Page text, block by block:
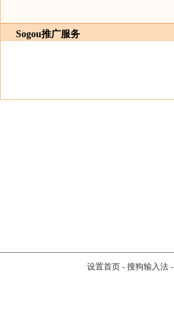
Sogou推广服务
设置首页- 搜狗输入法-